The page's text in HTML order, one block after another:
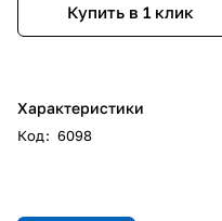
Купить в 1 клик
Характеристики
Код: 6098